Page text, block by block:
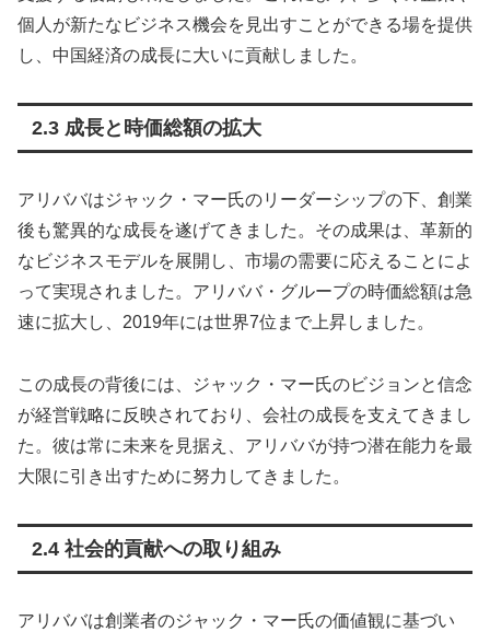
個人が新たなビジネス機会を見出すことができる場を提供
し、中国経済の成長に大いに貢献しました。
2.3 成長と時価総額の拡大
アリババはジャック・マー氏のリーダーシップの下、創業
後も驚異的な成長を遂げてきました。その成果は、革新的
なビジネスモデルを展開し、市場の需要に応えることによ
って実現されました。アリババ・グループの時価総額は急
速に拡大し、2019年には世界7位まで上昇しました。
この成長の背後には、ジャック・マー氏のビジョンと信念
が経営戦略に反映されており、会社の成長を支えてきまし
た。彼は常に未来を見据え、アリババが持つ潜在能力を最
大限に引き出すために努力してきました。
2.4 社会的貢献への取り組み
アリババは創業者のジャック・マー氏の価値観に基づい